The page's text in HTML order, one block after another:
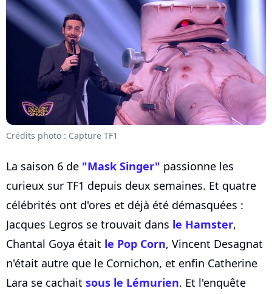
Crédits photo : Capture TF1
La saison 6 de "Mask Singer" passionne les
curieux sur TF1 depuis deux semaines. Et quatre
célébrités ont d'ores et déjà été démasquées :
Jacques Legros se trouvait dans le Hamster,
Chantal Goya était le Pop Corn, Vincent Desagnat
n'était autre que le Cornichon, et enfin Catherine
Lara se cachait sous le Lémurien. Et l'enquête